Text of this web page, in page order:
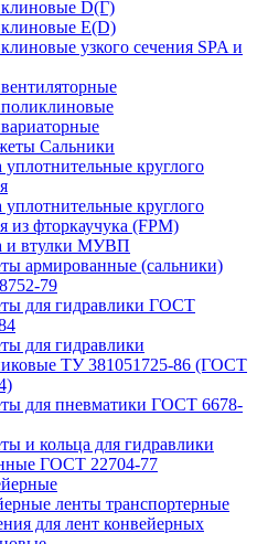
D(Г)
Е(D)
узкого сечения SPA и
Сальники
уплотнительные круглого
уплотнительные круглого
из фторкаучука (FPM)
и втулки МУВП
армированные (сальники)
79
для гидравлики ГОСТ
для гидравлики
ТУ 381051725-86 (ГОСТ
для пневматики ГОСТ 6678-
и кольца для гидравлики
ГОСТ 22704-77
ленты транспортерные
для лент конвейерных